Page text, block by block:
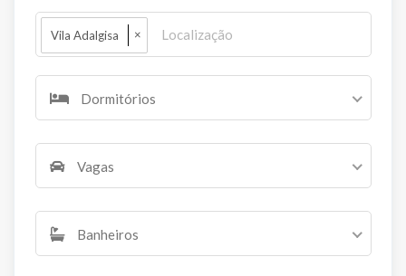
Vila Adalgisa ×
Dormitórios
Vagas
Banheiros